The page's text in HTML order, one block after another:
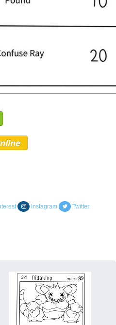
Instagram Twitter